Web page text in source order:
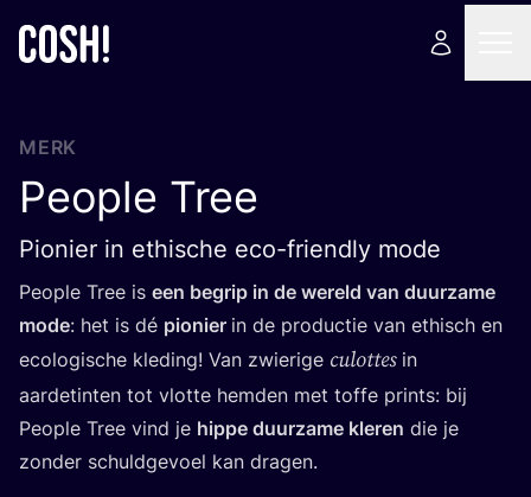
MERK
People Tree
Pionier in ethische eco-friendly mode
Peo­p­le Tree is een begrip in de wereld van duur­za­me
mode: het is dé pio­nier in de pro­duc­tie van ethisch en
eco­lo­gi­sche kle­ding! Van zwie­ri­ge culot­tesin
aar­de­tin­ten tot vlot­te hem­den met tof­fe prints: bij
Peo­p­le Tree vind je hip­pe duur­za­me kle­ren die je
zon­der schuld­ge­voel kan dragen.